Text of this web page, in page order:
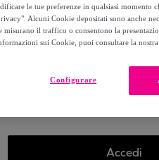
non è
Accedi
le tue preferenze in qualsiasi momento
Alcuni Cookie depositati sono anche
il traffico o consentono la
sui Cookie, puoi consultare la
Configurare